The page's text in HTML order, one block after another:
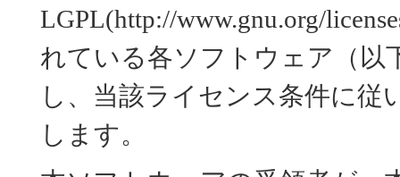
LGPL(http://www.gnu.org/
れている各ソフトウェア（以
し、当該ライセンス条件に
します。